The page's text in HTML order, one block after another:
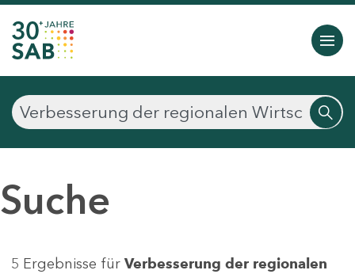
Suche
5 Ergebnisse für Verbesserung der regionalen